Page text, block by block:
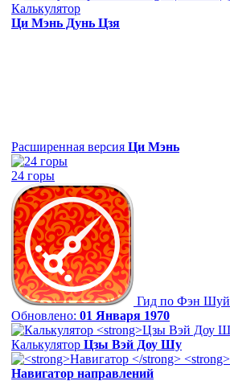
Калькулятор
Ци Мэнь Дунь Цзя
Расширенная версия Ци Мэнь
24 горы
Гид по Фэн Шуй
Обновлено: 01 Января 1970
Калькулятор Цзы Вэй Доу Шу
Навигатор направлений